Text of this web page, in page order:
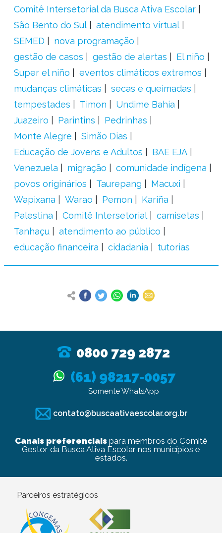
Comitê Intersetorial da Busca Ativa Escolar
São Bento do Sul
atendimento virtual
SEMED
nova programação
gestão de casos
gestão de alertas
El niño
Super el niño
eventos climáticos extremos
mudanças climáticas
secas e queimadas
tempestades
Timon
Undime Bahia
Juazeiro
Parintins
Pedrinhas
Monte Alegre
Simão Dias
Educação de Jovens e Adultos
BAE EJA
Venezuela
migração
comunidade indígena
povos originários
Taurepang
Macuxi
Wapixana
Warao Pemon
Kariña
Palestina
Comitê Intersetorial
camisetas
Tanhaçu
atendimento ao público
educação financeira
cidadania tutorias
0800 729 2872
(61) 98217-0057
Somente WhatsApp
contato@buscaativaescolar.org.br
Canais preferenciaispara membros do Comitê
Gestor da Busca Ativa Escolar nos municípios e
estados.
Parceiros estratégicos